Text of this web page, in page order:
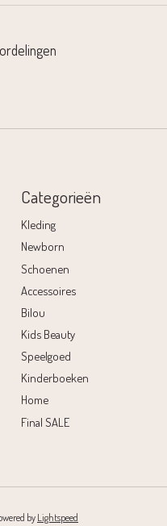
Categorieën
Kleding
Newborn
Schoenen
Accessoires
Bilou
Kids Beauty
Speelgoed
Kinderboeken
Home
Final SALE
byLightspeed